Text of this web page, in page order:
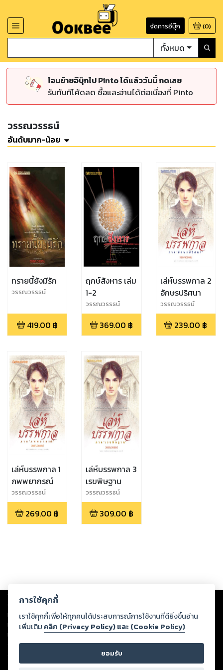
จัดการอีบุ๊ก (0)
ทั้งหมด
โอนย้ายอีบุ๊กไป Pinto ได้แล้ววันนี้ กดเลย
รับทันทีโค้ดลด ซื้อและอ่านได้ต่อเนื่องที่ Pinto
วรรณวรรธน์
อันดับมาก-น้อย
ทรายนี้ยังมีรัก
วรรณวรรธน์
419.00 ฿
ฤกษ์สังหาร เล่ม
1-2
วรรณวรรธน์
369.00 ฿
เล่ห์บรรพกาล 2
อักษรปริศนา
วรรณวรรธน์
239.00 ฿
เล่ห์บรรพกาล 1
ภพพยากรณ์
วรรณวรรธน์
269.00 ฿
เล่ห์บรรพกาล 3
เรขพิษฐาน
วรรณวรรธน์
309.00 ฿
Copyright © 2026
ต่อผลงานหรือเนื้อหาใดที่อัปโหลดผ่านเว็บไซต์และปรากฏว่าละเมิดสิทธิใน
ทรัพย์สินทางปัญญาของบุคคลอื่นหรือขัดต่อกฎหมายและศีลธรรม ดังนั้น ผู้อ่าน
ทุกท่านโปรดใช้วิจารณญาณในการกลั่นกรองด้วยตนเอง และหากท่านพบว่าส่วน
หนึ่งส่วนใดขัดต่อกฎหมายและศีลธรรม กรุณาแจ้งมายังบริษัท เพื่อทีมงานจะได้
ดำเนินการในทันที ทั้งนี้ ทางสตอรี่ล็อกขอสงวนลิขสิทธิ์ตามพระราชบัญญัติ
ลิขสิทธิ์ พ.ศ. 2537 (ฉบับล่าสุด)
การใช้คุกกี้
เราใช้คุกกี้เพื่อให้ทุกคนได้ประสบการณ์การใช้งานที่ดียิ่งขึ้นอ่าน
เพิ่มเติม คลิก (Privacy Policy) และ (Cookie Policy)
ยอมรับ